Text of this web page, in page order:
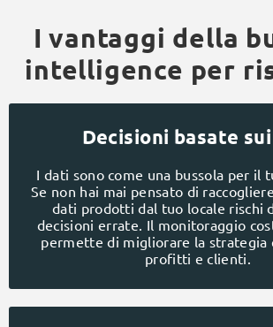
I vantaggi della
intelligence per
Decisioni basate
I dati sono come una bussola per il
Se non hai mai pensato di
dati prodotti dal tuo locale rischi
decisioni errate. Il monitoraggio
permette di migliorare la strategia
profitti e clienti.